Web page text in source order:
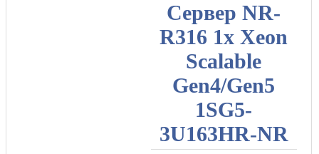
Сервер NR-
R316 1x Xeon
Scalable
Gen4/Gen5
1SG5-
3U163HR-NR